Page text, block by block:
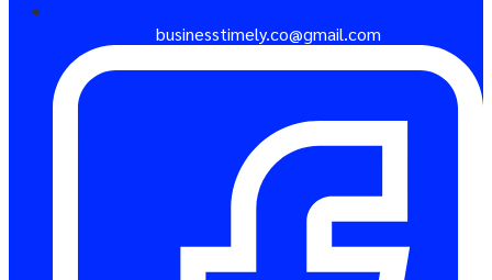
businesstimely.co@gmail.com